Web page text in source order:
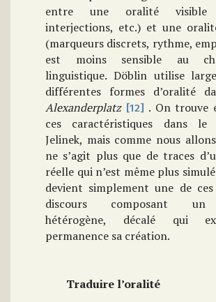
entre une oralité visible
interjections, etc.) et une
(marqueurs discrets, rythme,
est moins sensible au
linguistique. Döblin utilise
différentes formes d’oralité
Alexanderplatz [12] . On trouve
ces caractéristiques dans
Jelinek, mais comme nous
ne s’agit plus que de traces
réelle qui n’est même plus
devient simplement une de
discours composant un
hétérogène, décalé qui
permanence sa création.
Traduire l’oralité